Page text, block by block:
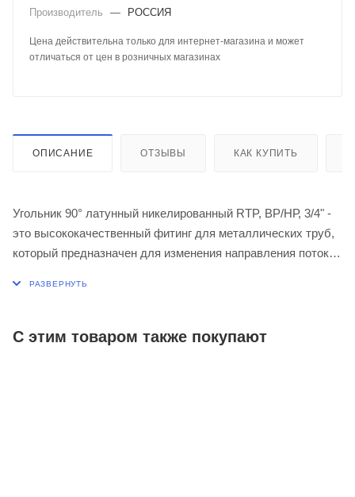
Производитель
— РОССИЯ
Цена действительна только для интернет-магазина и может
отличаться от цен в розничных магазинах
ОПИСАНИЕ ОТЗЫВЫ КАК КУПИТЬ
Угольник 90° латунный никелированный RTP, ВР/НР, 3/4" -
это высококачественный фитинг для металлических труб,
который предназначен для изменения направления потока
коррозии и атмосферных воздействий, а также улучшает
С этим товаром также покупают